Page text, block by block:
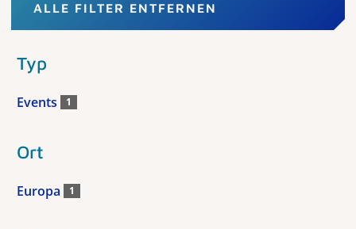
ALLE FILTER ENTFERNEN
Typ
Events 1
Ort
Europa 1